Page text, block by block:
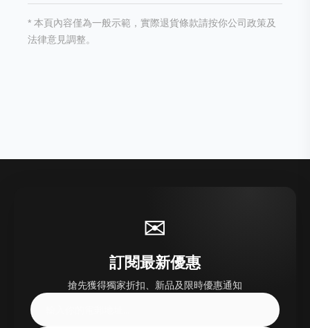
* 本頁內容僅為一般示範，實際退貨條款請按你公司政策及
法律意見調整。
✉
訂閱最新優惠
搶先獲得獨家折扣、新品及限時優惠通知